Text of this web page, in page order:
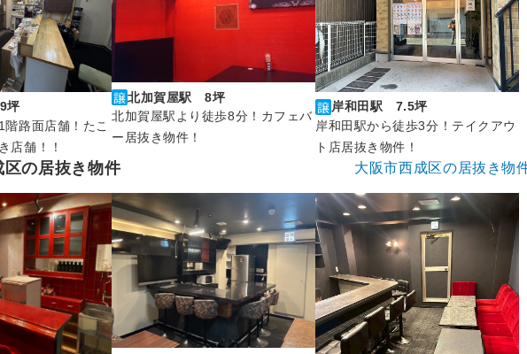
坪
路面店舗！たこ
店舗！！
北加賀屋駅 8坪
北加賀屋駅より徒歩8分！カフェバ
ー居抜き物件！
岸和田駅 7.5坪
岸和田駅から徒歩3分！テイクアウ
ト店居抜き物件！
区の居抜き物件 大阪市西成区の居抜き物